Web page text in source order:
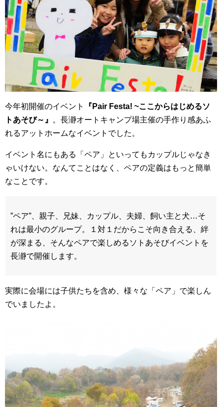
今年初開催のイベント
『Pair Festa! ~ここからはじめるソ
トあそび～』 。長瀞オートキャンプ場主催の手作り感あふ
れるアットホームなイベントでした。
イベント名にもある「ペア」といってもカップルじゃなき
ゃいけない。なんてことはなく、ペアの定義はもっと簡単
なことです。
”ペア”、親子、兄妹、カップル、夫婦、飼い主と犬…そ
れは最小のグループ。１対１だからこそ向き合える、絆
が深まる、そんなペアで楽しめるソトあそびイベントを
長瀞で開催します。
実際に会場には子供たちを含め、様々な「ペア」で楽しん
でいましたよ。